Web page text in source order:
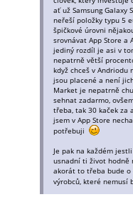
ať už Samsung Galaxy
neřeší položky typu 5
špičkové úrovni
srovnávat App Store a
jediný rozdíl je asi v
nepatrně větší
když chceš v Andriodu
jsou placené a není
Market je nepatrně
sehnat zadarmo,
třeba, tak 30 kaček za
jsem v App Store
potřebuji
Je pak na každém
usnadní ti život hodně
akorát to třeba bude o
výrobců, které